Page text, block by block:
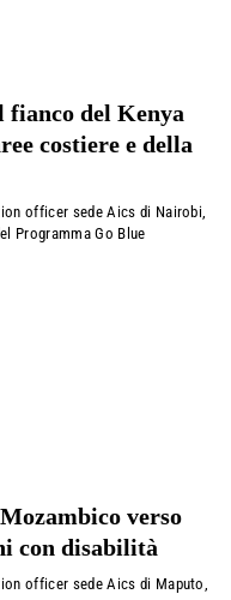
fianco del Kenya
costiere e della
officer sede Aics di Nairobi,
Programma Go Blue
verso
con disabilità
officer sede Aics di Maputo,